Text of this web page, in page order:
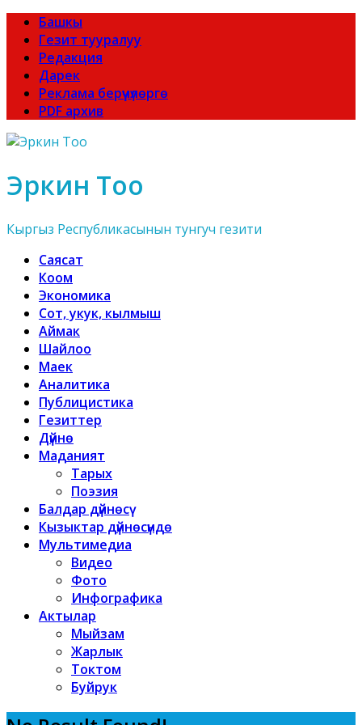
Башкы
Гезит тууралуу
Редакция
Дарек
Реклама берүүчүлөргө
PDF архив
Эркин Тоо
Кыргыз Республикасынын тунгуч гезити
Саясат
Коом
Экономика
Сот, укук, кылмыш
Аймак
Шайлоо
Маек
Аналитика
Публицистика
Гезиттер
Дүйнө
Маданият
Тарых
Поэзия
Балдар дүйнөсү
Кызыктар дүйнөсүндө
Мультимедиа
Видео
Фото
Инфографика
Актылар
Мыйзам
Жарлык
Токтом
Буйрук